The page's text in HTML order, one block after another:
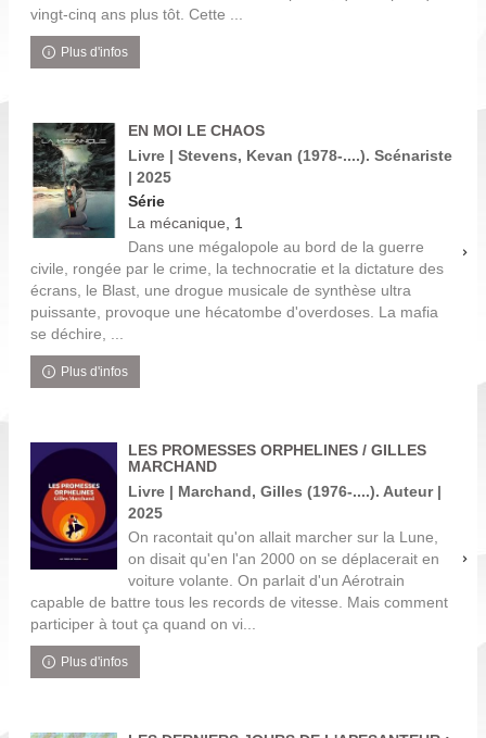
vingt-cinq ans plus tôt. Cette ...
Plus d'infos
EN MOI LE CHAOS
Livre | Stevens, Kevan (1978-....). Scénariste
| 2025
Série
La mécanique , 1
Dans une mégalopole au bord de la guerre
civile, rongée par le crime, la technocratie et la dictature des
écrans, le Blast, une drogue musicale de synthèse ultra
puissante, provoque une hécatombe d'overdoses. La mafia
se déchire, ...
Plus d'infos
LES PROMESSES ORPHELINES / GILLES
MARCHAND
Livre | Marchand, Gilles (1976-....). Auteur |
2025
On racontait qu'on allait marcher sur la Lune,
on disait qu'en l'an 2000 on se déplacerait en
voiture volante. On parlait d'un Aérotrain
capable de battre tous les records de vitesse. Mais comment
participer à tout ça quand on vi...
Plus d'infos